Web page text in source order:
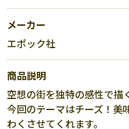
メーカー
エポック社
商品説明
空想の街を独特の感性で描
今回のテーマはチーズ！美
わくさせてくれます。